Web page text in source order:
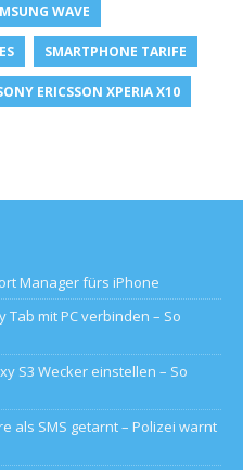
WAVE
SMARTPHONE TARIFE
ERICSSON XPERIA X10
Manager fürs iPhone
Tab mit PC verbinden – So
S3 Wecker einstellen – So
als SMS getarnt – Polizei warnt